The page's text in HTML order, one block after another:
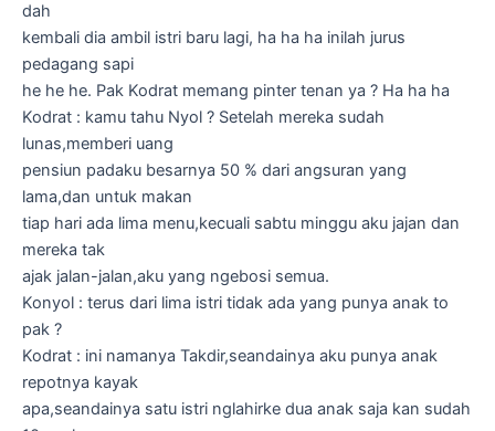
dah
kembali dia ambil istri baru lagi, ha ha ha inilah jurus
pedagang sapi
he he he. Pak Kodrat memang pinter tenan ya ? Ha ha ha
Kodrat : kamu tahu Nyol ? Setelah mereka sudah
lunas,memberi uang
pensiun padaku besarnya 50 % dari angsuran yang
lama,dan untuk makan
tiap hari ada lima menu,kecuali sabtu minggu aku jajan dan
mereka tak
ajak jalan-jalan,aku yang ngebosi semua.
Konyol : terus dari lima istri tidak ada yang punya anak to
pak ?
Kodrat : ini namanya Takdir,seandainya aku punya anak
repotnya kayak
apa,seandainya satu istri nglahirke dua anak saja kan sudah